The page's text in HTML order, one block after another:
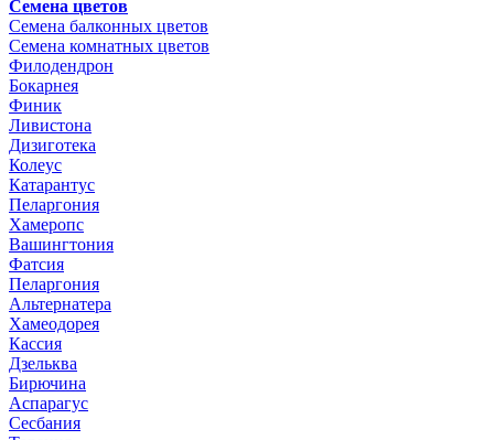
Семена цветов
Семена балконных цветов
Семена комнатных цветов
Филодендрон
Бокарнея
Финик
Ливистона
Дизиготека
Колеус
Катарантус
Пеларгония
Хамеропс
Вашингтония
Фатсия
Пеларгония
Альтернатера
Хамеодорея
Кассия
Дзельква
Бирючина
Аспарагус
Сесбания